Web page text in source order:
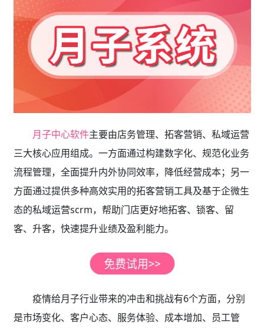
月子中心软件主要由店务管理、拓客营销、私域运营
三大核心应用组成。一方面通过构建数字化、规范化业务
流程管理，全面提升内外协同效率，降低经营成本；另一
方面通过提供多种高效实用的拓客营销工具及基于企微生
态的私域运营scrm，帮助门店更好地拓客、锁客、留
客、升客，快速提升业绩及盈利能力。
疫情给月子行业带来的冲击和挑战有6个方面，分别
是市场变化、客户心态、服务体验、成本增加、员工管